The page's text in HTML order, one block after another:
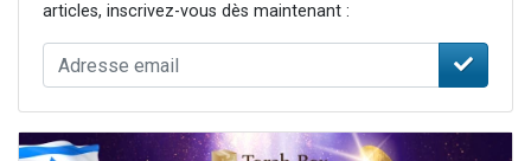
articles, inscrivez-vous dès maintenant :